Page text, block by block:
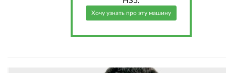
Хочу узнать про эту машину